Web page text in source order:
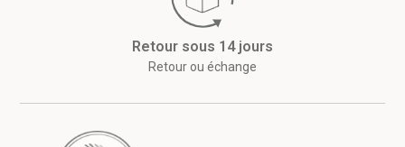
Retour sous 14 jours
Retour ou échange